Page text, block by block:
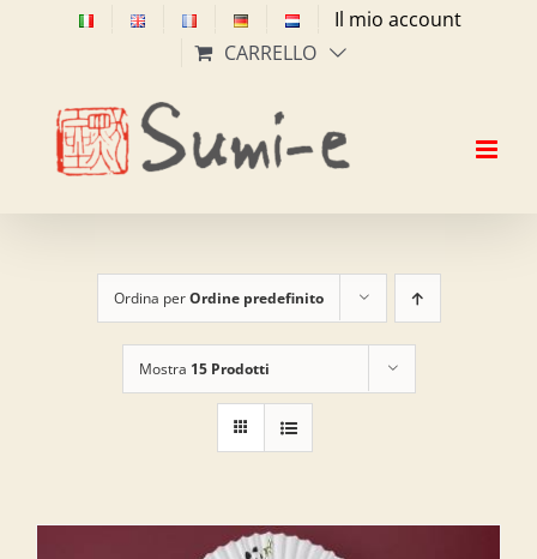
Il mio account
CARRELLO
Ordina perOrdine predefinito
Mostra 15 Prodotti